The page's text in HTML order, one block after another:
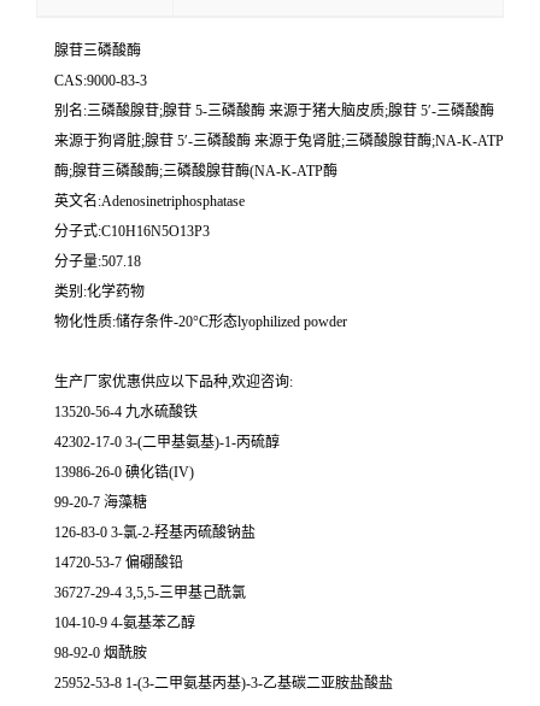
腺苷三磷酸酶
CAS:9000-83-3
别名:三磷酸腺苷;腺苷 5-三磷酸酶 来源于猪大脑皮质;腺苷 5′-三磷酸酶
来源于狗肾脏;腺苷 5′-三磷酸酶 来源于兔肾脏;三磷酸腺苷酶;NA-K-ATP
酶;腺苷三磷酸酶;三磷酸腺苷酶(NA-K-ATP酶
英文名:Adenosinetriphosphatase
分子式:C10H16N5O13P3
分子量:507.18
类别:化学药物
物化性质:储存条件-20°C形态lyophilized powder
生产厂家优惠供应以下品种,欢迎咨询:
13520-56-4 九水硫酸铁
42302-17-0 3-(二甲基氨基)-1-丙硫醇
13986-26-0 碘化锆(IV)
99-20-7 海藻糖
126-83-0 3-氯-2-羟基丙硫酸钠盐
14720-53-7 偏硼酸铅
36727-29-4 3,5,5-三甲基己酰氯
104-10-9 4-氨基苯乙醇
98-92-0 烟酰胺
25952-53-8 1-(3-二甲氨基丙基)-3-乙基碳二亚胺盐酸盐